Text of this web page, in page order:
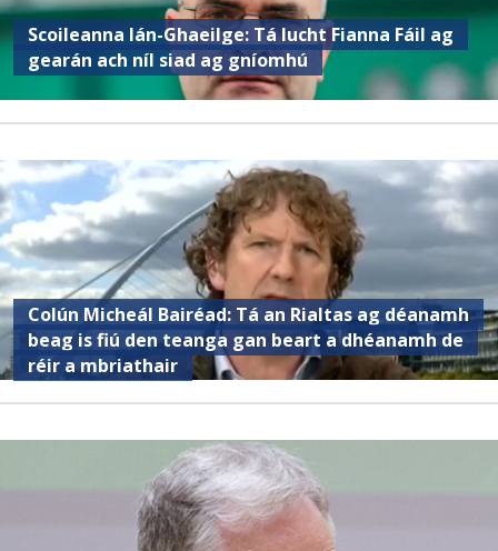
Scoileanna lán-Ghaeilge: Tá lucht Fianna Fáil ag
gearán ach níl siad ag gníomhú
Colún Micheál Bairéad: Tá an Rialtas ag déanamh
beag is fiú den teanga gan beart a dhéanamh de
réir a mbriathair